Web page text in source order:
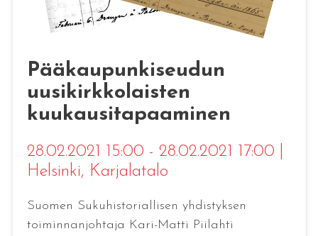
Pääkaupunkiseudun
uusikirkkolaisten
kuukausitapaaminen
28.02.2021 15:00 - 28.02.2021 17:00
Helsinki, Karjalatalo
Suomen Sukuhistoriallisen yhdistyksen
toiminnanjohtaja Kari-Matti Piilahti